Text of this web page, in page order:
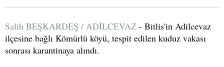
Salih BEŞKARDEŞ / ADİLCEVAZ - Bitlis'in Adilcevaz
ilçesine bağlı Kömürlü köyü, tespit edilen kuduz vakası
sonrası karantinaya alındı.